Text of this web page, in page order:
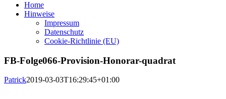
Home
Hinweise
Impressum
Datenschutz
Cookie-Richtlinie (EU)
FB-Folge066-Provision-Honorar-quadrat
Patrick2019-03-03T16:29:45+01:00